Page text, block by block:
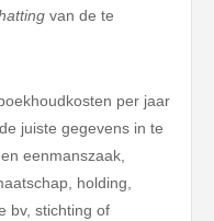
van de te
per jaar
juiste gegevens in te
eenmanszaak,
holding,
bv, stichting of